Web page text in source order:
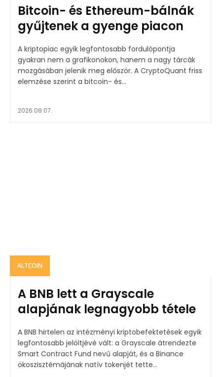
Bitcoin- és Ethereum-bálnák
gyűjtenek a gyenge piacon
A kriptopiac egyik legfontosabb fordulópontja
gyakran nem a grafikonokon, hanem a nagy tárcák
mozgásában jelenik meg először. A CryptoQuant friss
elemzése szerint a bitcoin- és...
2026.08.07.
ALTCOIN
A BNB lett a Grayscale
alapjának legnagyobb tétele
A BNB hirtelen az intézményi kriptobefektetések egyik
legfontosabb jelöltjévé vált: a Grayscale átrendezte
Smart Contract Fund nevű alapját, és a Binance
ökoszisztémájának natív tokenjét tette...